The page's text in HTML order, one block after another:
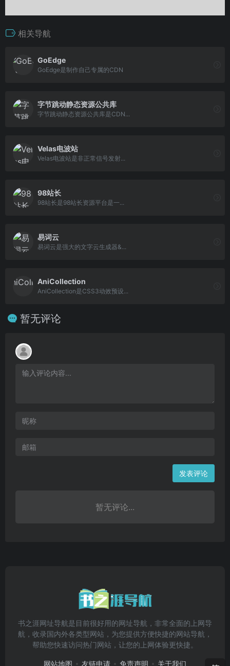
相关导航
GoEdge
GoEdge是制作自己专属的CDN
字节跳动静态资源公共库
字节跳动静态资源公共库是CDN...
Velas电波站
Velas电波站是非正常信号发射...
98站长
98站长是98站长资源平台是一...
易词云
易词云是强大的文字云生成器&...
AniCollection
AniCollection是CSS3动效预设...
暂无评论
发表评论
暂无评论...
书之涯网址导航是目前很好用的网址导航，非常全面的上网导
航，收录国内外各类型网站，为您提供方便快捷的网站导航，
帮助您快速访问热门网站，让您的上网体验更快捷。
网站地图 友链申请 免责声明 关于我们